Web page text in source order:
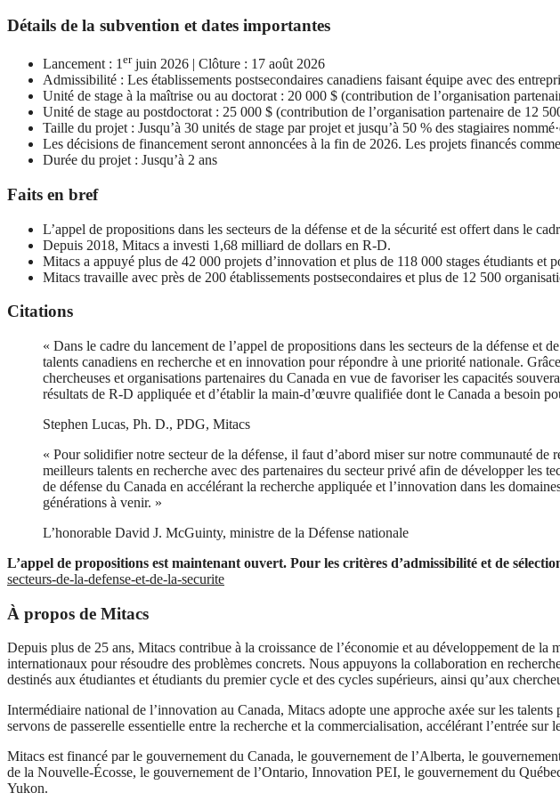
Détails de la subvention et dates importantes
Lancement : 1 erjuin 2026 | Clôture : 17 août 2026
Admissibilité : Les établissements postsecondaires canadiens faisant équipe avec des
Unité de stage à la maîtrise ou au doctorat : 20 000 $ (contribution de l’organisation
Unité de stage au postdoctorat : 25 000 $ (contribution de l’organisation partenaire de 12
Taille du projet : Jusqu’à 30 unités de stage par projet et jusqu’à 50 % des stagiaires
Les décisions de financement seront annoncées à la fin de 2026. Les projets financés
Durée du projet : Jusqu’à 2 ans
Faits en bref
L’appel de propositions dans les secteurs de la défense et de la sécurité est offert dans le
Depuis 2018, Mitacs a investi 1,68 milliard de dollars en R-D.
Mitacs a appuyé plus de 42 000 projets d’innovation et plus de 118 000 stages étudiants et
Mitacs travaille avec près de 200 établissements postsecondaires et plus de 12 500
Citations
« Dans le cadre du lancement de l’appel de propositions dans les secteurs de la défense
talents canadiens en recherche et en innovation pour répondre à une priorité nationale.
chercheuses et organisations partenaires du Canada en vue de favoriser les capacités
résultats de R-D appliquée et d’établir la main-d’œuvre qualifiée dont le Canada a besoin
Stephen Lucas, Ph. D., PDG, Mitacs
« Pour solidifier notre secteur de la défense, il faut d’abord miser sur notre communauté
meilleurs talents en recherche avec des partenaires du secteur privé afin de développer les
de défense du Canada en accélérant la recherche appliquée et l’innovation dans les
générations à venir. »
L’honorable David J. McGuinty, ministre de la Défense nationale
L’appel de propositions est maintenant ouvert. Pour les critères d’admissibilité et de
secteurs-de-la-defense-et-de-la-securite
À propos de Mitacs
Depuis plus de 25 ans, Mitacs contribue à la croissance de l’économie et au développement de
internationaux pour résoudre des problèmes concrets. Nous appuyons la collaboration en
destinés aux étudiantes et étudiants du premier cycle et des cycles supérieurs, ainsi qu’aux
Intermédiaire national de l’innovation au Canada, Mitacs adopte une approche axée sur les
servons de passerelle essentielle entre la recherche et la commercialisation, accélérant l’entrée
Mitacs est financé par le gouvernement du Canada, le gouvernement de l’Alberta, le
de la Nouvelle-Écosse, le gouvernement de l’Ontario, Innovation PEI, le gouvernement du
Yukon.